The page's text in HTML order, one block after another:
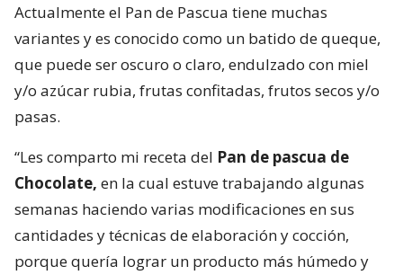
Actualmente el Pan de Pascua tiene muchas
variantes y es conocido como un batido de queque,
que puede ser oscuro o claro, endulzado con miel
y/o azúcar rubia, frutas confitadas, frutos secos y/o
pasas.
“Les comparto mi receta del Pan de pascua de
Chocolate, en la cual estuve trabajando algunas
semanas haciendo varias modificaciones en sus
cantidades y técnicas de elaboración y cocción,
porque quería lograr un producto más húmedo y